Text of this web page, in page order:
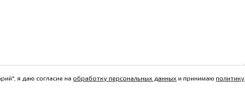
я даю согласие наобработку персональных данных и принимаюполитику